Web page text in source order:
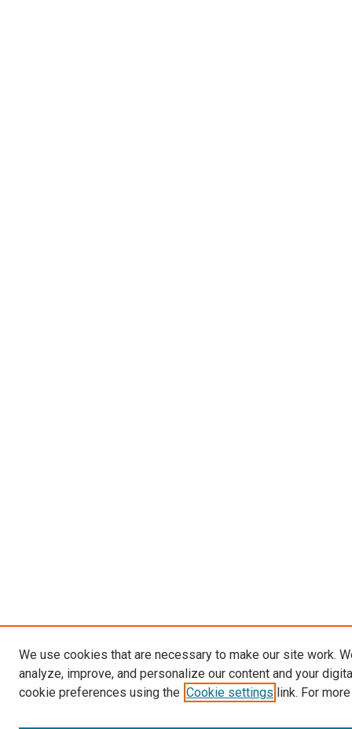
We use cookies that are necessary to make our site work.
analyze, improve, and personalize our content and your
cookie preferences using the Cookie settings link. For